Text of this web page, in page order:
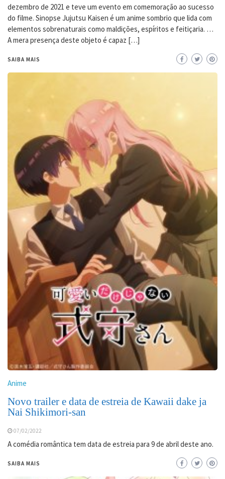
dezembro de 2021 e teve um evento em comemoração ao sucesso
do filme. Sinopse Jujutsu Kaisen é um anime sombrio que lida com
elementos sobrenaturais como maldições, espíritos e feitiçaria. …
A mera presença deste objeto é capaz […]
SAIBA MAIS
Anime
Novo trailer e data de estreia de Kawaii dake ja
Nai Shikimori-san
07/02/2022
A comédia romântica tem data de estreia para 9 de abril deste ano.
SAIBA MAIS